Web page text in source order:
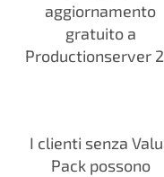
aggiornamento
gratuito a
Productionserver
I clienti senza
Pack possono